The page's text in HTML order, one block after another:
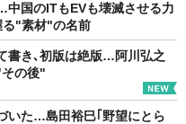
国のITもEVも壊滅させる力
る"素材"の名前
書き､初版は絶版…阿川弘之
の後"
いた…島田裕巳｢野望にとら